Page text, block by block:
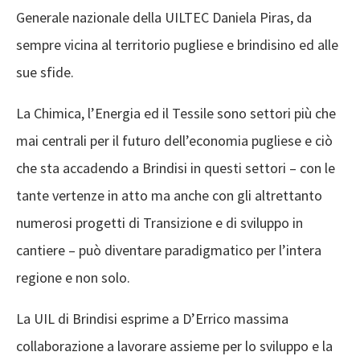
Generale nazionale della UILTEC Daniela Piras, da
sempre vicina al territorio pugliese e brindisino ed alle
sue sfide.
La Chimica, l’Energia ed il Tessile sono settori più che
mai centrali per il futuro dell’economia pugliese e ciò
che sta accadendo a Brindisi in questi settori – con le
tante vertenze in atto ma anche con gli altrettanto
numerosi progetti di Transizione e di sviluppo in
cantiere – può diventare paradigmatico per l’intera
regione e non solo.
La UIL di Brindisi esprime a D’Errico massima
collaborazione a lavorare assieme per lo sviluppo e la